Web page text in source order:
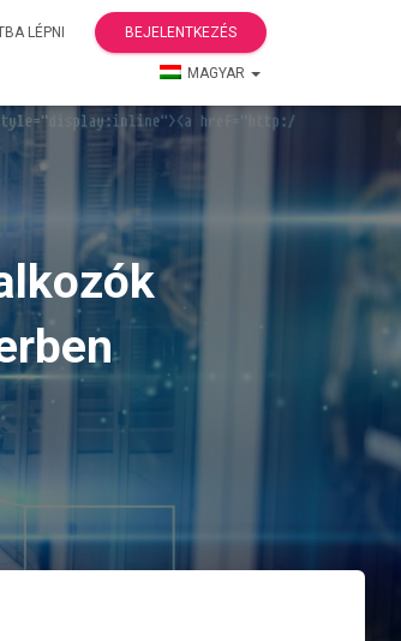
LÉPNI BEJELENTKEZÉS
MAGYAR